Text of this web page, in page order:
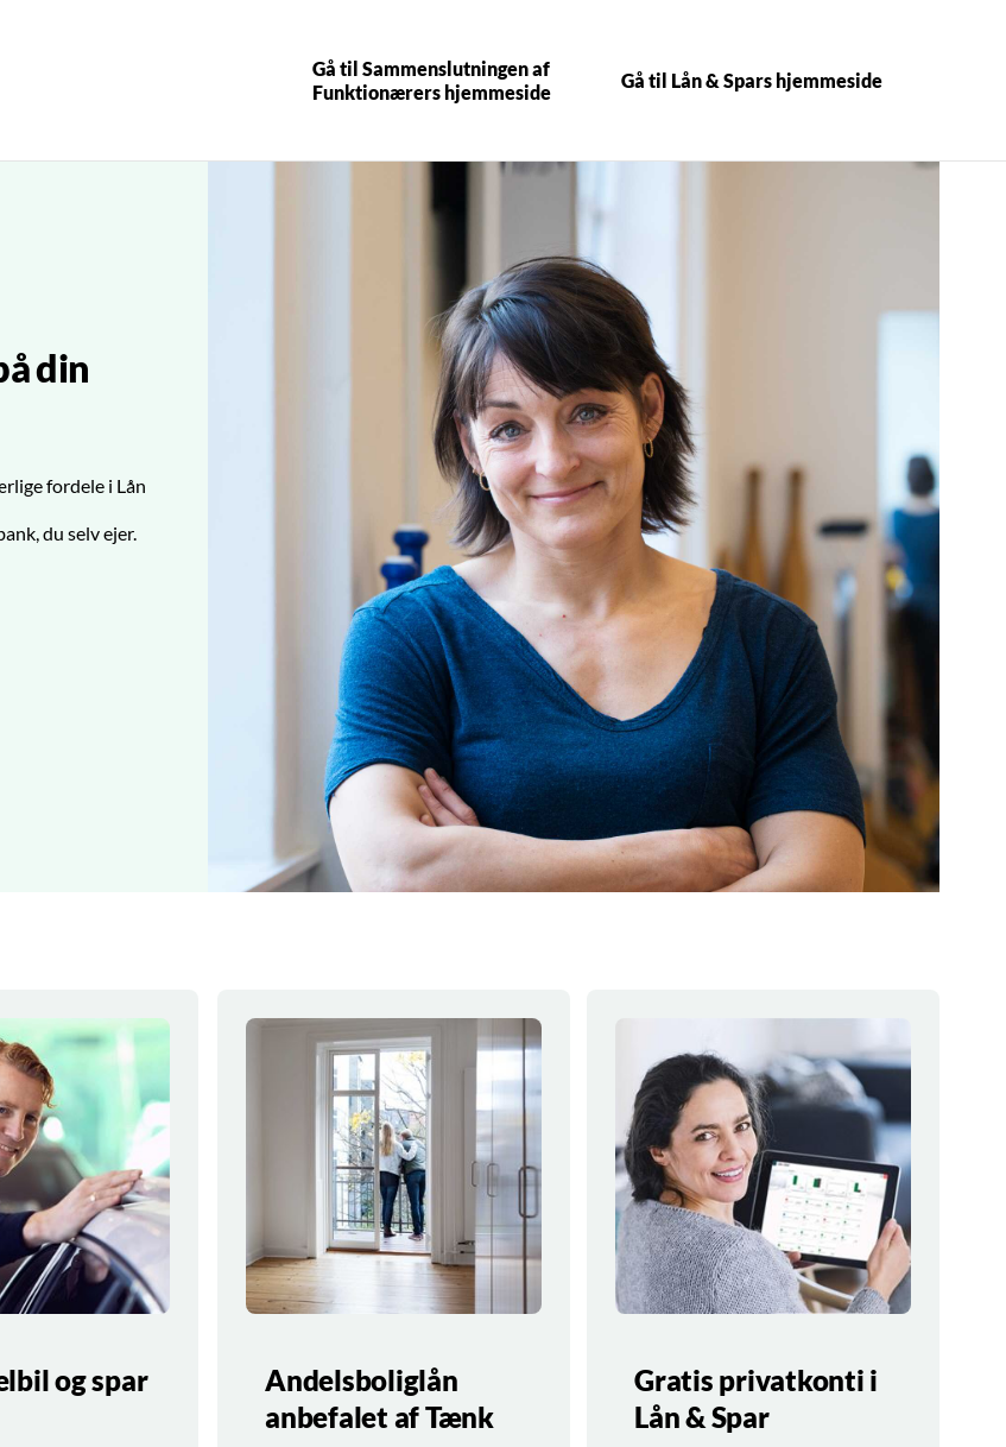
Gå til Sammenslutningen af
Funktionærers hjemmeside
Gå til Lån & Spars hjemmeside
din
fordele i Lån
du selv ejer.
og spar
Andelsboliglån
anbefalet af Tænk
Gratis privatkonti i
Lån & Spar